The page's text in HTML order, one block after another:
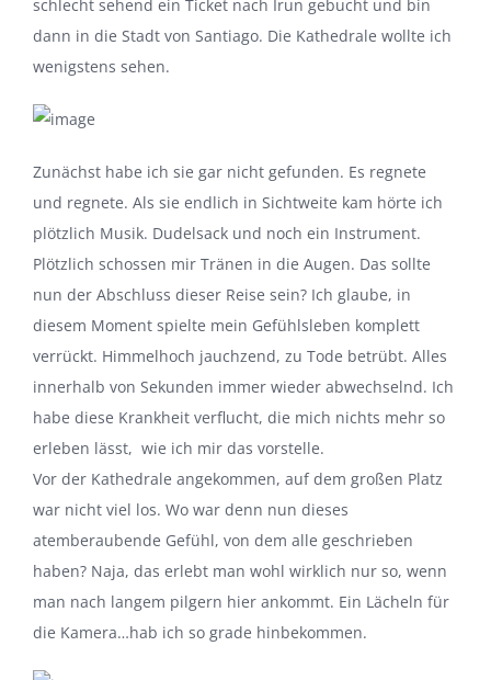
schlecht sehend ein Ticket nach Irun gebucht und bin
dann in die Stadt von Santiago. Die Kathedrale wollte ich
wenigstens sehen.
Zunächst habe ich sie gar nicht gefunden. Es regnete
und regnete. Als sie endlich in Sichtweite kam hörte ich
plötzlich Musik. Dudelsack und noch ein Instrument.
Plötzlich schossen mir Tränen in die Augen. Das sollte
nun der Abschluss dieser Reise sein? Ich glaube, in
diesem Moment spielte mein Gefühlsleben komplett
verrückt. Himmelhoch jauchzend, zu Tode betrübt. Alles
innerhalb von Sekunden immer wieder abwechselnd. Ich
habe diese Krankheit verflucht, die mich nichts mehr so
erleben lässt, wie ich mir das vorstelle.
Vor der Kathedrale angekommen, auf dem großen Platz
war nicht viel los. Wo war denn nun dieses
atemberaubende Gefühl, von dem alle geschrieben
haben? Naja, das erlebt man wohl wirklich nur so, wenn
man nach langem pilgern hier ankommt. Ein Lächeln für
die Kamera…hab ich so grade hinbekommen.